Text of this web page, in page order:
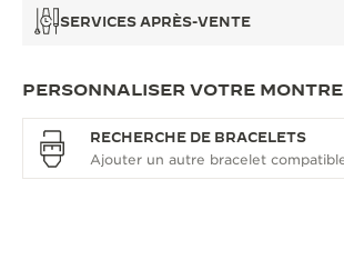
SERVICES APRÈS-VENTE
PERSONNALISER VOTRE MONTRE
RECHERCHE DE BRACELETS